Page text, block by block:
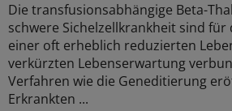
Die transfusionsabhängige Beta-
schwere Sichelzellkrankheit sind
einer oft erheblich reduzierten
verkürzten Lebenserwartung
Verfahren wie die Geneditierung
Erkrankten ...